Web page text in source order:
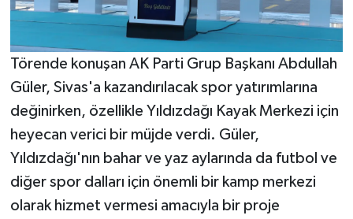
Törende konuşan AK Parti Grup Başkanı Abdullah
Güler, Sivas'a kazandırılacak spor yatırımlarına
değinirken, özellikle Yıldızdağı Kayak Merkezi için
heyecan verici bir müjde verdi. Güler,
Yıldızdağı'nın bahar ve yaz aylarında da futbol ve
diğer spor dalları için önemli bir kamp merkezi
olarak hizmet vermesi amacıyla bir proje